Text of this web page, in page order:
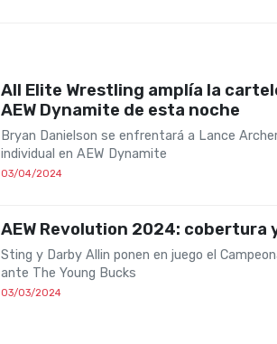
All Elite Wrestling amplía la
AEW Dynamite de esta noche
Bryan Danielson se enfrentará a Lance
individual en AEW Dynamite
03/04/2024
AEW Revolution 2024: cobertura
Sting y Darby Allin ponen en juego el
ante The Young Bucks
03/03/2024